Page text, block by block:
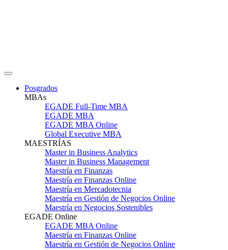
Posgrados
MBAs
EGADE Full-Time MBA
EGADE MBA
EGADE MBA Online
Global Executive MBA
MAESTRÍAS
Master in Business Analytics
Master in Business Management
Maestría en Finanzas
Maestría en Finanzas Online
Maestría en Mercadotecnia
Maestría en Gestión de Negocios Online
Maestría en Negocios Sostenibles
EGADE Online
EGADE MBA Online
Maestría en Finanzas Online
Maestría en Gestión de Negocios Online